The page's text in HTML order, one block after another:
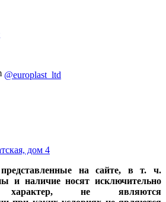
@europlast_ltd
дом 4
на сайте, в т. ч.
и наличие носят исключительно
характер, не являются